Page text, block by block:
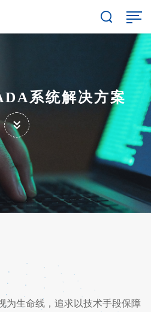
系统解决方案
为生命线，追求以技术手段保障